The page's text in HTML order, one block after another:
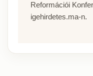
Reformációi
igehirdetes.ma-n.